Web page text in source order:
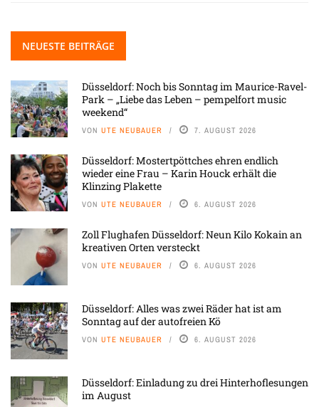
NEUESTE BEITRÄGE
Düsseldorf: Noch bis Sonntag im Maurice-Ravel-
Park – „Liebe das Leben – pempelfort music
weekend“
VON UTE NEUBAUER 7. AUGUST 2026
Düsseldorf: Mostertpöttches ehren endlich
wieder eine Frau – Karin Houck erhält die
Klinzing Plakette
VON UTE NEUBAUER 6. AUGUST 2026
Zoll Flughafen Düsseldorf: Neun Kilo Kokain an
kreativen Orten versteckt
VON UTE NEUBAUER 6. AUGUST 2026
Düsseldorf: Alles was zwei Räder hat ist am
Sonntag auf der autofreien Kö
VON UTE NEUBAUER 6. AUGUST 2026
Düsseldorf: Einladung zu drei Hinterhoflesungen
im August